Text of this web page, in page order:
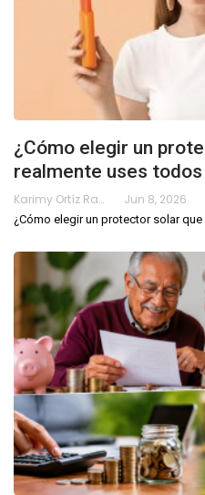
¿Cómo elegir un
realmente uses
Karimy Ortíz Ramos Jun 8, 2026
¿Cómo elegir un protector solar